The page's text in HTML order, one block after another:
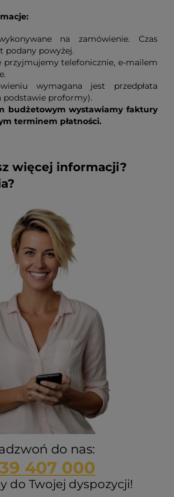
na zamówienie. Czas
podany powyżej.
przyjmujemy telefonicznie, e-mailem
wymagana jest przedpłata
podstawie proformy).
budżetowym wystawiamy faktury
terminem płatności.
więcej informacji?
do nas:
407 000
do Twojej dyspozycji!